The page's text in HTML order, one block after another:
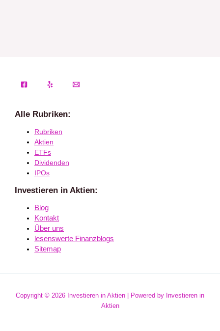
Alle Rubriken:
Rubriken
Aktien
ETFs
Dividenden
IPOs
Investieren in Aktien:
Blog
Kontakt
Über uns
lesenswerte Finanzblogs
Sitemap
Copyright © 2026 Investieren in Aktien | Powered by Investieren in
Aktien